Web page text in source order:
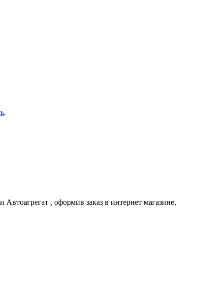
.
Автоагрегат , оформив заказ в интернет магазине,